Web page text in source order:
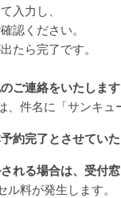
入力し、
ください。
ら完了です。
ご連絡をいたしま
、件名に「サンキ
約完了とさせていた
れる場合は、受付
料が発生します。